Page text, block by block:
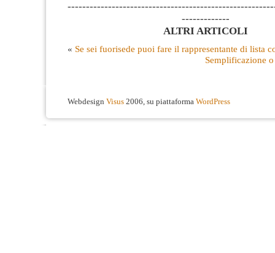
-------------
ALTRI ARTICOLI
« Se sei fuorisede puoi fare il rappresentante di lista
Semplificazione
Webdesign Visus 2006, su piattaforma WordPress